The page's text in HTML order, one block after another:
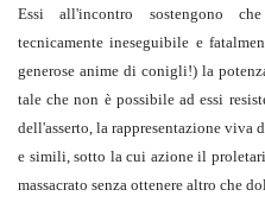
Essi all'incontro sostengono
tecnicamente ineseguibile e
generose anime di conigli!) la
tale che non è possibile ad essi
dell'asserto, la rappresentazione
e simili, sotto la cui azione il
massacrato senza ottenere altro che